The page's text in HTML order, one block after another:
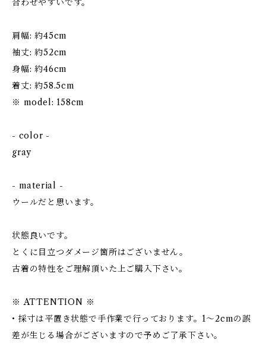
合わせやすいです。
肩幅: 約45cm
袖丈: 約52cm
身幅: 約46cm
着丈: 約58.5cm
※ model: 158cm
- color -
gray
- material -
ウールだと思います。
状態良いです。
とくに目立つダメージ箇所はございません。
古着の特性をご理解頂いた上ご購入下さい。
※ ATTENTION ※
• 採寸は平置き状態で手作業で行っております。1～2cmの誤
差が生じる場合がございますので予めご了承下さい。